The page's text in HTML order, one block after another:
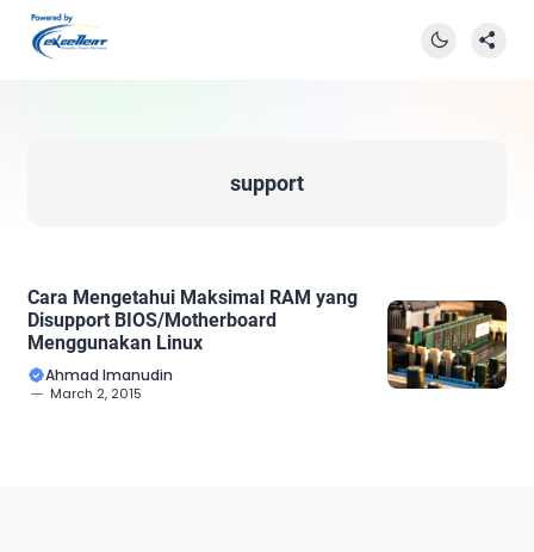
support
Cara Mengetahui Maksimal RAM yang
Disupport BIOS/Motherboard
Menggunakan Linux
Ahmad Imanudin
March 2, 2015